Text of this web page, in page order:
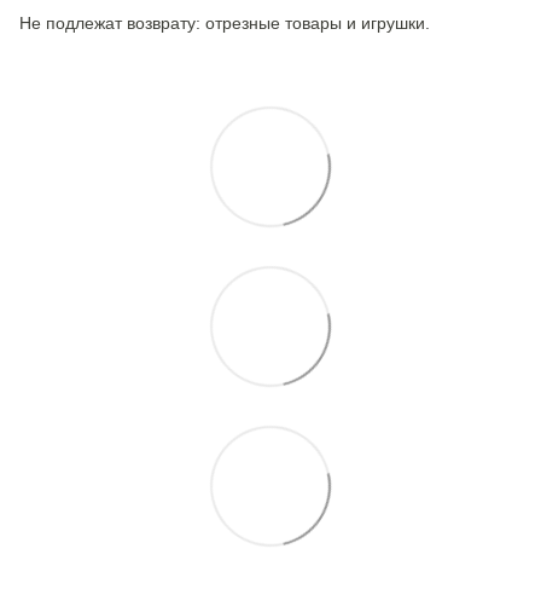
Не подлежат возврату: отрезные товары и игрушки.